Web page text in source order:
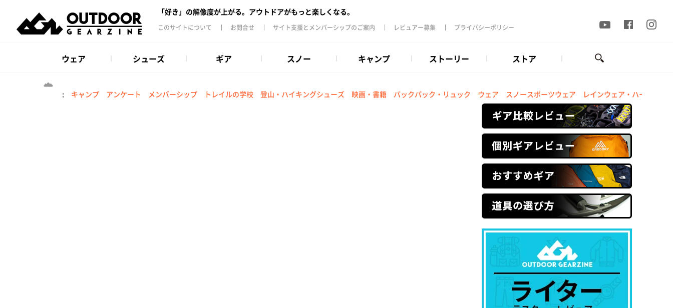
「好き」の解像度が上がる。アウトドアがもっと楽しくなる。
このサイトについて お問合せ サイト支援とメンバーシップのご案内 レビュアー募集 プライバシーポリシー
ウェア シューズ ギア スノー キャンプ ストーリー ストア
: キャンプ アンケート メンバーシップ トレイルの学校 登山・ハイキングシューズ 映画・書籍 バックパック・リュック ウェア スノースポーツウェア レインウェア・ハードシェ